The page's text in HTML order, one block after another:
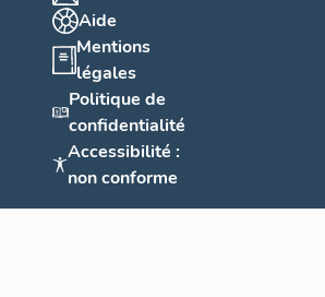
Aide
Mentions
légales
Politique de
confidentialité
Accessibilité :
non conforme